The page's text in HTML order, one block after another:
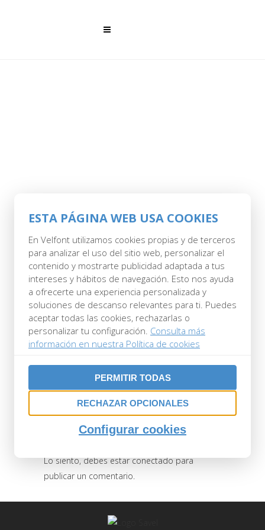
ESTA PÁGINA WEB USA COOKIES
En Velfont utilizamos cookies propias y de terceros
para analizar el uso del sitio web, personalizar el
contenido y mostrarte publicidad adaptada a tus
intereses y hábitos de navegación. Esto nos ayuda
a ofrecerte una experiencia personalizada y
soluciones de descanso relevantes para ti. Puedes
aceptar todas las cookies, rechazarlas o
personalizar tu configuración. Consulta más
información en nuestra Política de cookies
PERMITIR TODAS
RECHAZAR OPCIONALES
Configurar cookies
COLCHON RIZO
IMPERMEABLE Y
TRANSPIRABLE
DETALLE
Posted at 09:23hinby Savel
0 Comments
0 Likes
POST A COMMENT
Lo siento, debes estarconectadopara
publicar un comentario.